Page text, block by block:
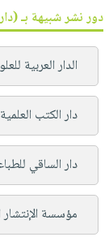
دور نشر شبيهة بـ
الدار العربية
دار الكتب العلمية
دار الساقي
مؤسسة الإنتشار